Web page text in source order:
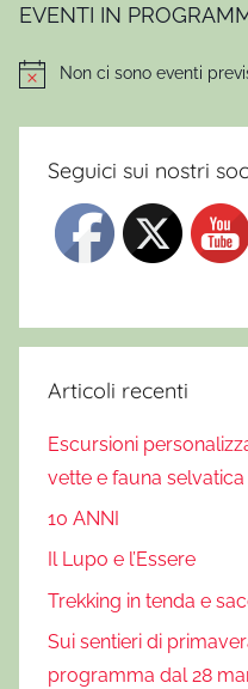
EVENTI IN
NoticeNon ci sono eventi
Seguici sui nostri
Articoli recenti
Escursioni
vette e fauna selvatica
10 ANNI
Il Lupo e l’Essere
Trekking in tenda e
Sui sentieri di
programma dal 28